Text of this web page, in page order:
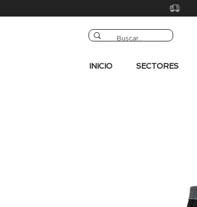
INICIO SECTORES